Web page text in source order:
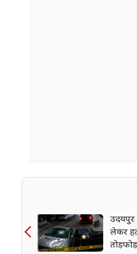
उदयपुर
लेकर